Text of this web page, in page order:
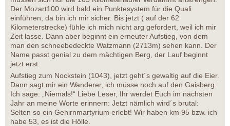
Der Mozart100 wird bald ein Punktesystem für die Quali
einführen, da bin ich mir sicher. Bis jetzt ( auf der 62
Kilometerstrecke) fühle ich mich nicht arg gefordert, weil ich mir
Zeit lasse. Dann aber beginnt ein erneuter Aufstieg, von dem
man den schneebedeckte Watzmann (2713m) sehen kann. Der
Name passt genial zu dem mächtigen Berg, der Lauf beginnt
jetzt erst.
Aufstieg zum Nockstein (1043), jetzt geht´s gewaltig auf die Eier.
Dann sagt mir ein Wanderer, ich müsse noch auf den Gaisberg.
Ich sage: „Niemals!“ Liebe Leser, Ihr werdet Euch im nächsten
Jahr an meine Worte erinnern: Jetzt nämlich wird´s brutal:
Selten so ein Gehirnmartyrium erlebt! Wir haben km 95 bzw. ich
habe 53, es ist die Hölle.